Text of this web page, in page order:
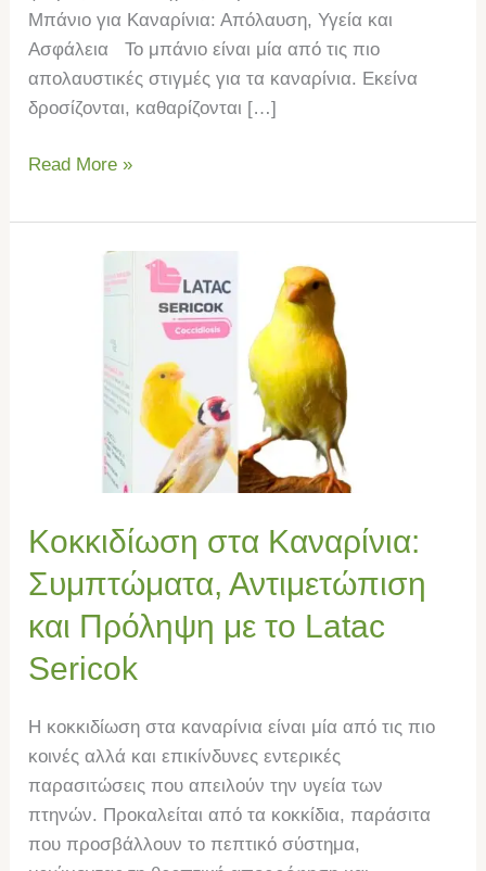
Μπάνιο για Καναρίνια: Απόλαυση, Υγεία και
Ασφάλεια Το μπάνιο είναι μία από τις πιο
απολαυστικές στιγμές για τα καναρίνια. Εκείνα
δροσίζονται, καθαρίζονται […]
Read More »
Κοκκιδίωση στα Καναρίνια:
Συμπτώματα, Αντιμετώπιση
και Πρόληψη με το Latac
Sericok
Η κοκκιδίωση στα καναρίνια είναι μία από τις πιο
κοινές αλλά και επικίνδυνες εντερικές
παρασιτώσεις που απειλούν την υγεία των
πτηνών. Προκαλείται από τα κοκκίδια, παράσιτα
που προσβάλλουν το πεπτικό σύστημα,
Συμπτώματα,
Αντιμετώπιση
Latac
Sericok